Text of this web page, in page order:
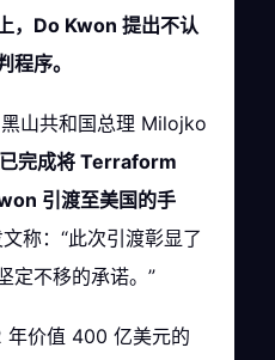
，Do Kwon 提出不认
程序。
山共和国总理 Milojko
完成将 Terraform
引渡至美国的手
称：“此次引渡彰显了
定不移的承诺。”
价值 400 亿美元的